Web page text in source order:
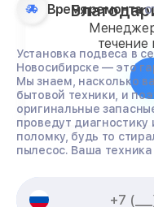
Время ремонта
Установка подвеса в
Новосибирске — это
Мы знаем, насколько
бытовой техники, и
оригинальные
проведут
поломку, будь то
пылесос. Ваша
течение